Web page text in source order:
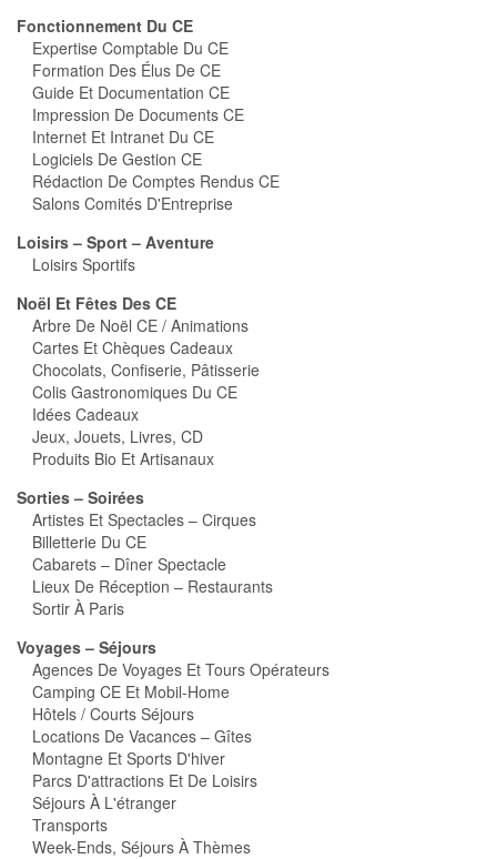
Fonctionnement Du CE
Expertise Comptable Du CE
Formation Des Élus De CE
Guide Et Documentation CE
Impression De Documents CE
Internet Et Intranet Du CE
Logiciels De Gestion CE
Rédaction De Comptes Rendus CE
Salons Comités D'Entreprise
Loisirs – Sport – Aventure
Loisirs Sportifs
Noël Et Fêtes Des CE
Arbre De Noël CE / Animations
Cartes Et Chèques Cadeaux
Chocolats, Confiserie, Pâtisserie
Colis Gastronomiques Du CE
Idées Cadeaux
Jeux, Jouets, Livres, CD
Produits Bio Et Artisanaux
Sorties – Soirées
Artistes Et Spectacles – Cirques
Billetterie Du CE
Cabarets – Dîner Spectacle
Lieux De Réception – Restaurants
Sortir À Paris
Voyages – Séjours
Agences De Voyages Et Tours Opérateurs
Camping CE Et Mobil-Home
Hôtels / Courts Séjours
Locations De Vacances – Gîtes
Montagne Et Sports D'hiver
Parcs D'attractions Et De Loisirs
Séjours À L'étranger
Transports
Week-Ends, Séjours À Thèmes